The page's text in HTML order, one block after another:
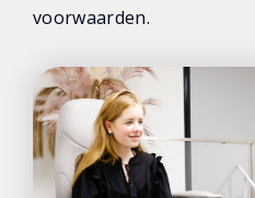
Over Podozorg Nederland
Voor zorgprofessionals
Aansluiten
Uitbesteden
voorwaarden.